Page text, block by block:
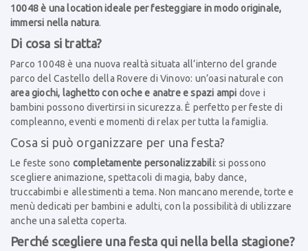
10048 è una location ideale per festeggiare in modo originale,
immersi nella natura.
Di cosa si tratta?
Parco 10048 è una nuova realtà situata all’interno del grande
parco del Castello della Rovere di Vinovo: un’oasi naturale con
area giochi, laghetto con oche e anatre e spazi ampi dove i
bambini possono divertirsi in sicurezza. È perfetto per feste di
compleanno, eventi e momenti di relax per tutta la famiglia.
Cosa si può organizzare per una festa?
Le feste sono completamente personalizzabili: si possono
scegliere animazione, spettacoli di magia, baby dance,
truccabimbi e allestimenti a tema. Non mancano merende, torte e
menù dedicati per bambini e adulti, con la possibilità di utilizzare
anche una saletta coperta.
Perché scegliere una festa qui nella bella stagione?